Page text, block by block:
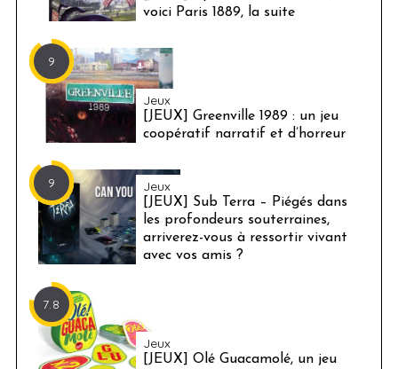
voici Paris 1889, la suite
9
Jeux
[JEUX] Greenville 1989 : un jeu
coopératif narratif et d’horreur
9 Jeux
[JEUX] Sub Terra – Piégés dans
les profondeurs souterraines,
arriverez-vous à ressortir vivant
avec vos amis ?
7.8
Jeux
[JEUX] Olé Guacamolé, un jeu